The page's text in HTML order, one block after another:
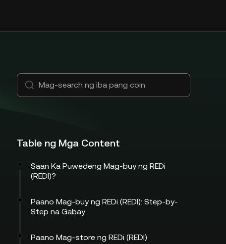
Table ng Mga Content
Saan Ka Puwedeng Mag-buy ng REDi
(REDI)?
Paano Mag-buy ng REDi (REDI): Step-by-
Step na Gabay
Paano Mag-store ng REDi (REDI)